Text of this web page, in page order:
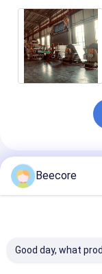
ProduitsBeecore
Good day, what